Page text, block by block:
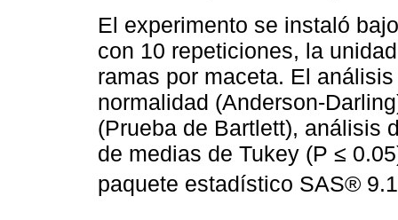
El experimento se instaló
con 10 repeticiones, la
ramas por maceta. El
normalidad (Anderson-
(Prueba de Bartlett), análisis
de medias de Tukey (P ≤
paquete estadístico SAS®